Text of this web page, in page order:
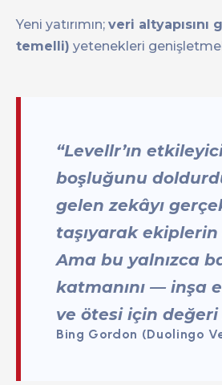
Yeni yatırımın; veri
temelli) yetenekleri
“Levellr’ın
boşluğunu
gelen zekâyı
taşıyarak
Ama bu yalnızca
katmanını — inşa
ve ötesi için
Bing Gordon (Duolingo